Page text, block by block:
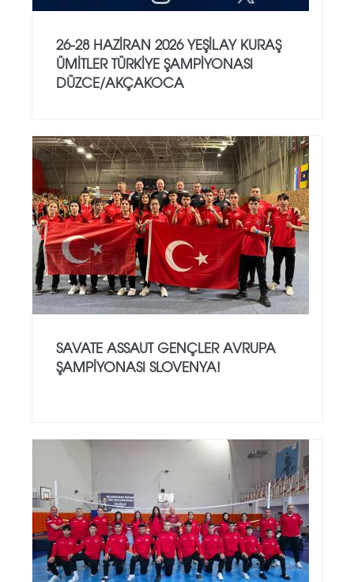
26-28 HAZİRAN 2026 YEŞİLAY KURAŞ
ÜMİTLER TÜRKİYE ŞAMPİYONASI
DÜZCE/AKÇAKOCA
SAVATE ASSAUT GENÇLER AVRUPA
ŞAMPİYONASI SLOVENYA!